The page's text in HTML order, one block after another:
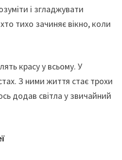
і згладжувати
тихо зачиняє вікно, коли
красу у всьому. У
З ними життя стає трохи
додав світла у звичайний